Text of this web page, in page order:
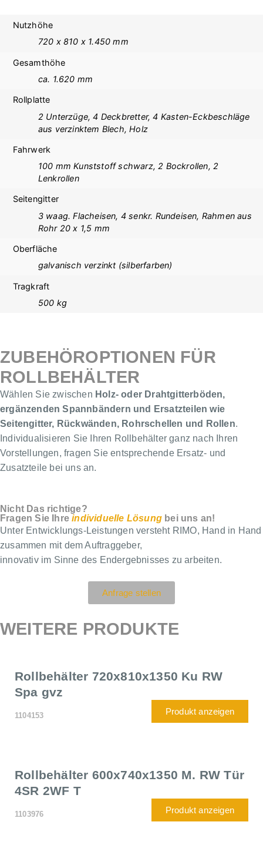
Nutzhöhe
720 x 810 x 1.450 mm
Gesamthöhe
ca. 1.620 mm
Rollplatte
2 Unterzüge, 4 Deckbretter, 4 Kasten-Eckbeschläge
aus verzinktem Blech, Holz
Fahrwerk
100 mm Kunststoff schwarz, 2 Bockrollen, 2
Lenkrollen
Seitengitter
3 waag. Flacheisen, 4 senkr. Rundeisen, Rahmen aus
Rohr 20 x 1,5 mm
Oberfläche
galvanisch verzinkt (silberfarben)
Tragkraft
500 kg
ZUBEHÖROPTIONEN FÜR
ROLLBEHÄLTER
Wählen Sie zwischen Holz- oder Drahtgitterböden,
ergänzenden Spannbändern und Ersatzteilen wie
Seitengitter, Rückwänden, Rohrschellen und Rollen.
Individualisieren Sie Ihren Rollbehälter ganz nach Ihren
Vorstellungen, fragen Sie entsprechende Ersatz- und
Zusatzteile bei uns an.
Nicht Das richtige?
Fragen Sie Ihreindividuelle Lösung bei uns an!
Unter Entwicklungs-Leistungen versteht RIMO, Hand in Hand
zusammen mit dem Auftraggeber,
innovativ im Sinne des Endergebnisses zu arbeiten.
Anfrage stellen
WEITERE PRODUKTE
Rollbehälter 720x810x1350 Ku RW
Spa gvz
1104153 Produkt anzeigen
Rollbehälter 600x740x1350 M. RW Tür
4SR 2WF T
1103976 Produkt anzeigen